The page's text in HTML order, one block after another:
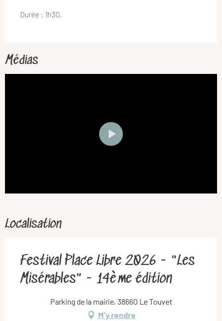
Durée : 1h30.
Médias
Localisation
Festival Place Libre 2026 - "Les
Misérables" - 14ème édition
Parking de la mairie, 38660 Le Touvet
M'y rendre